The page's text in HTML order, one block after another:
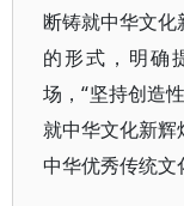
断铸就中华文化
的形式，明确
场，“坚持创造
就中华文化新辉
中华优秀传统文